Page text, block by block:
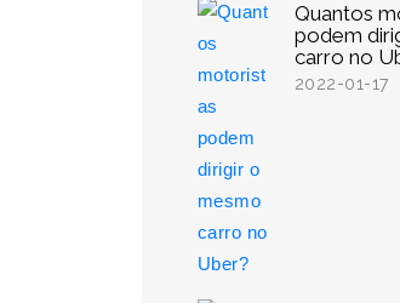
Quantos
podem
carro no
2022-01-17